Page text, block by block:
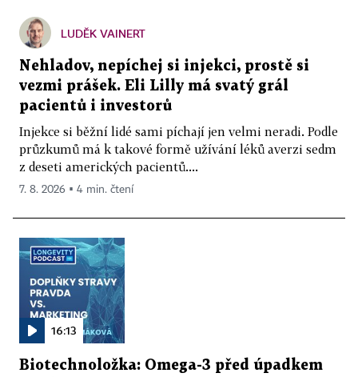
LUDĚK VAINERT
Nehladov, nepíchej si injekci, prostě si
vezmi prášek. Eli Lilly má svatý grál
pacientů i investorů
Injekce si běžní lidé sami píchají jen velmi neradi. Podle
průzkumů má k takové formě užívání léků averzi sedm
z deseti amerických pacientů....
7. 8. 2026 ▪ 4 min. čtení
16:13
Biotechnoložka: Omega-3 před úpadkem